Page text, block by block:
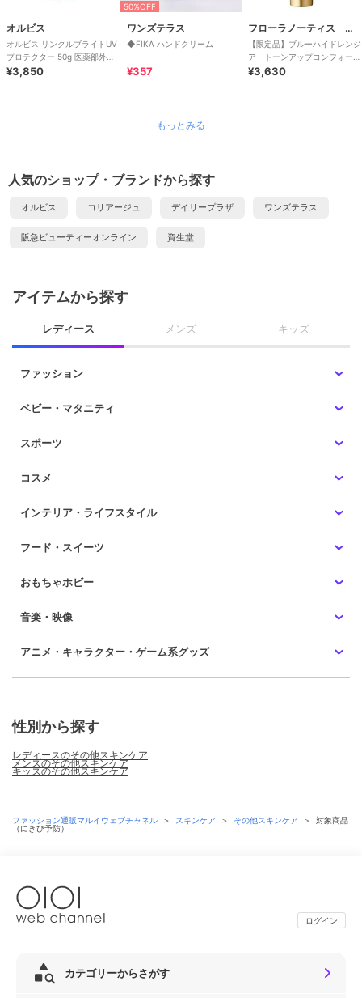
オルビス
オルビス リンクルブライトUV
プロテクター 50g 医薬部外品
（顔用日焼け止め）
¥3,850
50%OFF
ワンズテラス
◆FIKA ハンドクリーム
¥357
フローラノーティス ジルスチュアート
【限定品】ブルーハイドレンジ
ア トーンアップコンフォート
ＵＶセラム
¥3,630
もっとみる
人気のショップ・ブランドから探す
オルビス コリアージュ デイリープラザ ワンズテラス
阪急ビューティーオンライン 資生堂
アイテムから探す
レディース メンズ キッズ
ファッション
ベビー・マタニティ
スポーツ
コスメ
インテリア・ライフスタイル
フード・スイーツ
おもちゃホビー
音楽・映像
アニメ・キャラクター・ゲーム系グッズ
性別から探す
レディースのその他スキンケア
メンズのその他スキンケア
キッズのその他スキンケア
ファッション通販マルイウェブチャネル ＞ スキンケア ＞ その他スキンケア ＞
対象商品
（にきび予防）
ログイン
カテゴリーからさがす